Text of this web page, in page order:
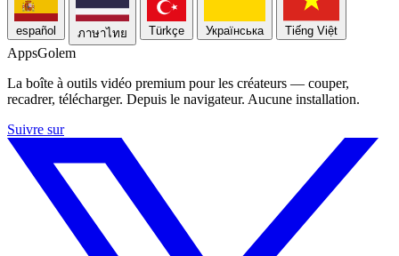
español ภาษาไทย Türkçe Українська Tiếng Việt
AppsGolem
La boîte à outils vidéo premium pour les créateurs — couper,
recadrer, télécharger. Depuis le navigateur. Aucune installation.
Suivre sur